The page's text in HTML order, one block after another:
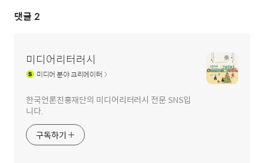
댓글 2
미디어리터러시
미디어분야 크리에이터
한국언론진흥재단의 미디어리터러시 전문 SNS입
니다.
구독하기